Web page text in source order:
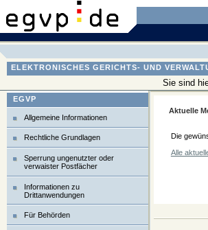
ELEKTRONISCHES GERICHTS- UND
Sie sind
EGVP
Allgemeine Informationen
Rechtliche Grundlagen
Sperrung ungenutzter oder
verwaister Postfächer
Informationen zu
Drittanwendungen
Für Behörden
Aktuelle
Die
Alle